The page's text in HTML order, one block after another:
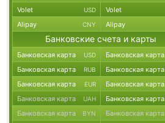
Volet USD Volet
Alipay CNY Alipay
Банковские счета и карты
Банковская карта USD Банковская карта
Банковская карта RUB Банковская карта
Банковская карта EUR Банковская карта
Банковская карта UAH Банковская карта
Банковская карта BYN Банковская карта